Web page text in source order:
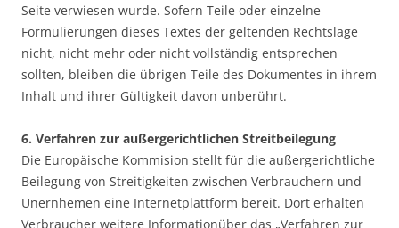
Seite verwiesen wurde. Sofern Teile oder einzelne
Formulierungen dieses Textes der geltenden Rechtslage
nicht, nicht mehr oder nicht vollständig entsprechen
sollten, bleiben die übrigen Teile des Dokumentes in ihrem
Inhalt und ihrer Gültigkeit davon unberührt.
6. Verfahren zur außergerichtlichen Streitbeilegung
Die Europäische Kommision stellt für die außergerichtliche
Beilegung von Streitigkeiten zwischen Verbrauchern und
Unernhemen eine Internetplattform bereit. Dort erhalten
Verbraucher weitere Informationüber das „Verfahren zur